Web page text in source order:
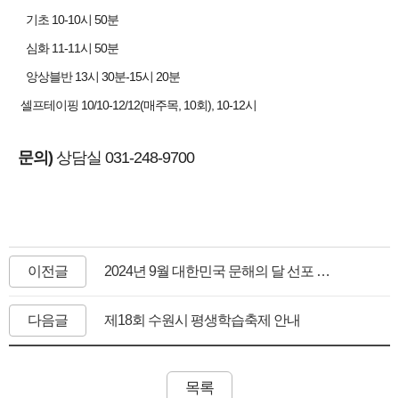
기초 10-10시 50분
심화 11-11시 50분
앙상블반 13시 30분-15시 20분
셀프테이핑 10/10-12/12(매주목, 10회), 10-12시
문의) 상담실 031-248-9700
이전글 2024년 9월 대한민국 문해의 달 선포 및 전국 성인문해교육 시화전 전시 안내
다음글 제18회 수원시 평생학습축제 안내
목록